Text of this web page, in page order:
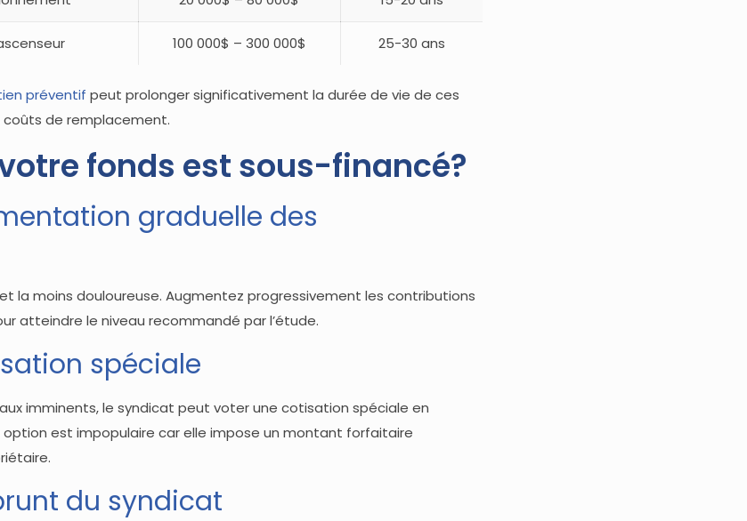
100 000$ – 300 000$ 25-30 ans
préventif peut prolonger significativement la durée de vie de ces
de remplacement.
fonds est sous-financé?
graduelle des
la moins douloureuse. Augmentez progressivement les contributions
atteindre le niveau recommandé par l’étude.
spéciale
imminents, le syndicat peut voter une cotisation spéciale en
est impopulaire car elle impose un montant forfaitaire
du syndicat